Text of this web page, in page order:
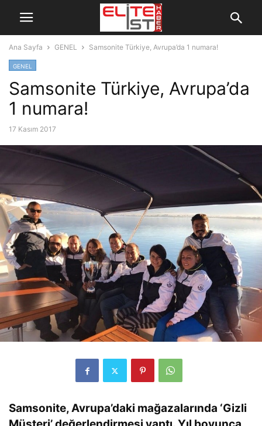
Ana Sayfa GENEL Samsonite Türkiye, Avrupa’da 1 numara!
GENEL
Samsonite Türkiye, Avrupa’da
1 numara!
17 Kasım 2017
Samsonite, Avrupa’daki mağazalarında ‘Gizli